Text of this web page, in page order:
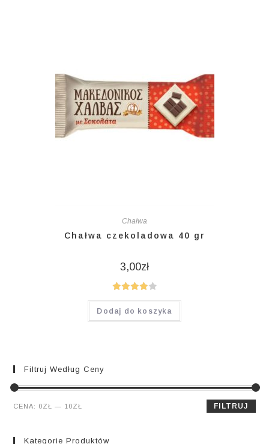
Chałwa
Chałwa czekoladowa 40 gr
3,00zł
Oceniono
4.00 na 5
Dodaj do koszyka
Filtruj Według Ceny
Cena
Cena
FILTRUJ
CENA: 0ZŁ — 10ZŁ
Kategorie Produktów